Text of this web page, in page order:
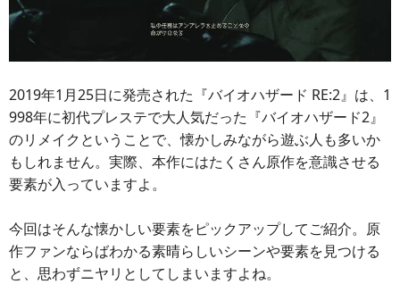
2019年1月25日に発売された『バイオハザード RE:2』は、1
998年に初代プレステで大人気だった『バイオハザード2』
のリメイクということで、懐かしみながら遊ぶ人も多いか
もしれません。実際、本作にはたくさん原作を意識させる
要素が入っていますよ。
今回はそんな懐かしい要素をピックアップしてご紹介。原
作ファンならばわかる素晴らしいシーンや要素を見つける
と、思わずニヤリとしてしまいますよね。